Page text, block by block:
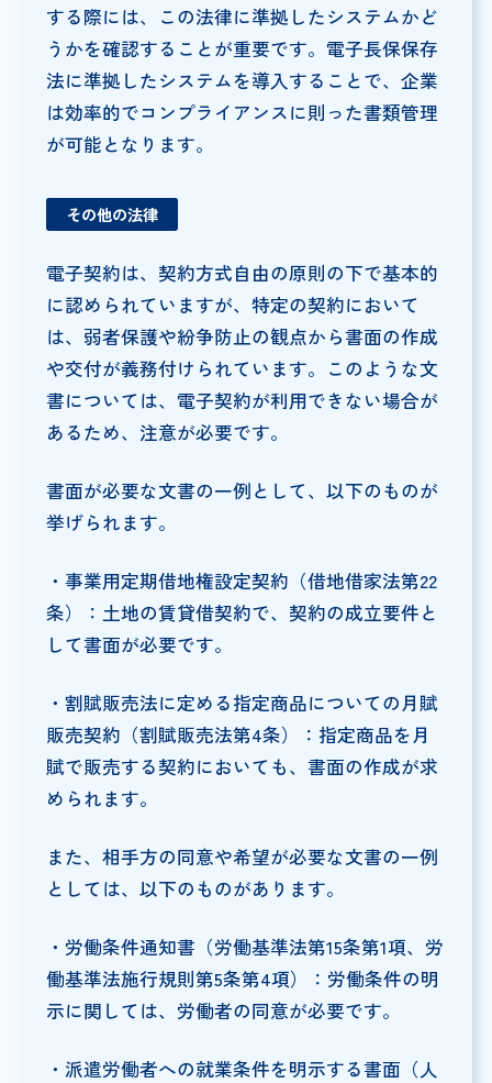
する際には、この法律に準拠したシステムかど
うかを確認することが重要です。電子長保保存
法に準拠したシステムを導入することで、企業
は効率的でコンプライアンスに則った書類管理
が可能となります。
その他の法律
電子契約は、契約方式自由の原則の下で基本的
に認められていますが、特定の契約において
は、弱者保護や紛争防止の観点から書面の作成
や交付が義務付けられています。このような文
書については、電子契約が利用できない場合が
あるため、注意が必要です。
書面が必要な文書の一例として、以下のものが
挙げられます。
・事業用定期借地権設定契約（借地借家法第22
条）：土地の賃貸借契約で、契約の成立要件と
して書面が必要です。
・割賦販売法に定める指定商品についての月賦
販売契約（割賦販売法第4条）：指定商品を月
賦で販売する契約においても、書面の作成が求
められます。
また、相手方の同意や希望が必要な文書の一例
としては、以下のものがあります。
・労働条件通知書（労働基準法第15条第1項、労
働基準法施行規則第5条第4項）：労働条件の明
示に関しては、労働者の同意が必要です。
・派遣労働者への就業条件を明示する書面（人